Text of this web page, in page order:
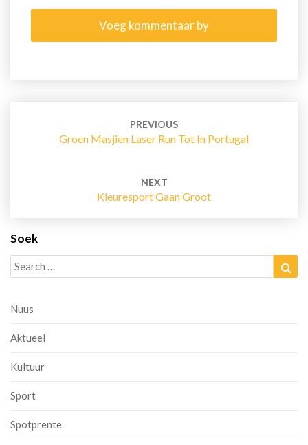
PREVIOUS
Groen Masjien Laser Run Tot In Portugal
NEXT
Kleuresport Gaan Groot
Soek
Search
for:
Nuus
Aktueel
Kultuur
Sport
Spotprente